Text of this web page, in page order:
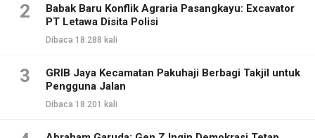
2
Babak Baru Konflik Agraria Pasangkayu: Excavator
PT Letawa Disita Polisi
Dibaca 18.288 kali
3
GRIB Jaya Kecamatan Pakuhaji Berbagi Takjil untuk
Pengguna Jalan
Dibaca 18.201 kali